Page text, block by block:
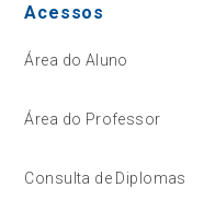
Acessos
Área do Aluno
Área do Professor
Consulta de Diplomas